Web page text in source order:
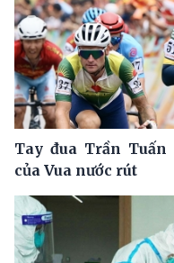
Tay đua Trần
của Vua nước rút